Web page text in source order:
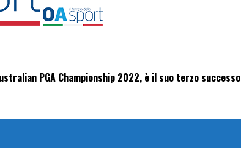
PGA Championship 2022, è il suo terzo successo